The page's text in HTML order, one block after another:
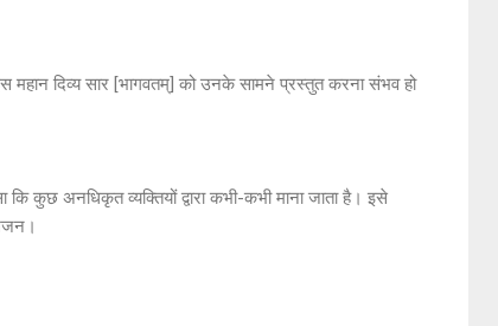
महान दिव्य सार [भागवतम्] को उनके सामने प्रस्तुत करना संभव हो
कुछ अनधिकृत व्यक्तियों द्वारा कभी-कभी माना जाता है। इसे